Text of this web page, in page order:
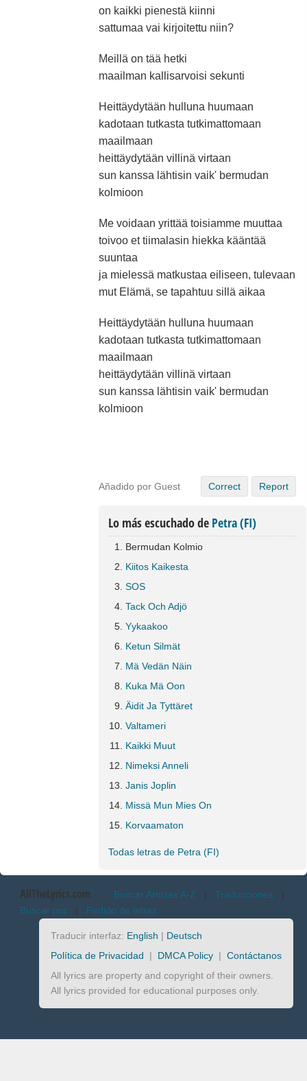
on kaikki pienestä kiinni
sattumaa vai kirjoitettu niin?
Meillä on tää hetki
maailman kallisarvoisi sekunti
Heittäydytään hulluna huumaan
kadotaan tutkasta tutkimattomaan
maailmaan
heittäydytään villinä virtaan
sun kanssa lähtisin vaik' bermudan
kolmioon
Me voidaan yrittää toisiamme muuttaa
toivoo et tiimalasin hiekka kääntää
suuntaa
ja mielessä matkustaa eiliseen, tulevaan
mut Elämä, se tapahtuu sillä aikaa
Heittäydytään hulluna huumaan
kadotaan tutkasta tutkimattomaan
maailmaan
heittäydytään villinä virtaan
sun kanssa lähtisin vaik' bermudan
kolmioon
Añadido por Guest Correct Report
Lo más escuchado de Petra (FI)
Bermudan Kolmio
Kiitos Kaikesta
SOS
Tack Och Adjö
Yykaakoo
Ketun Silmät
Mä Vedän Näin
Kuka Mä Oon
Äidit Ja Tyttäret
Valtameri
Kaikki Muut
Nimeksi Anneli
Janis Joplin
Missä Mun Mies On
Korvaamaton
Todas letras de Petra (FI)
AllTheLyrics.com Buscar Artistas A-Z | Traducciones |
Buscar por | Pedido de letras
Traducir interfaz: English | Deutsch
Política de Privacidad | DMCA Policy | Contáctanos
All lyrics are property and copyright of their owners.
All lyrics provided for educational purposes only.